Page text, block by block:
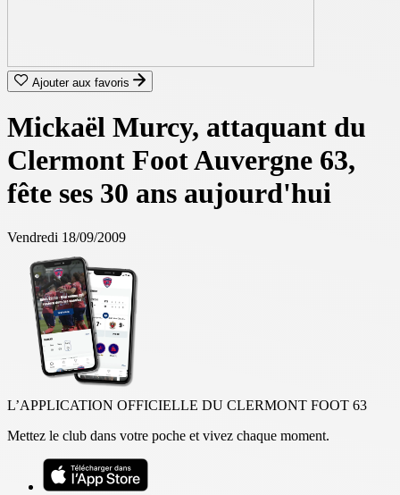
Ajouter aux favoris
Mickaël Murcy, attaquant du
Clermont Foot Auvergne 63,
fête ses 30 ans aujourd'hui
Vendredi 18/09/2009
L’APPLICATION OFFICIELLE DU CLERMONT FOOT 63
Mettez le club dans votre poche et vivez chaque moment.